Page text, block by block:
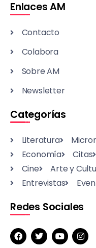
Enlaces AM
Contacto
Colabora
Sobre AM
Newsletter
Categorías
Literatura
Economía
Citas
Cine
Arte y
Entrevistas
Redes Sociales